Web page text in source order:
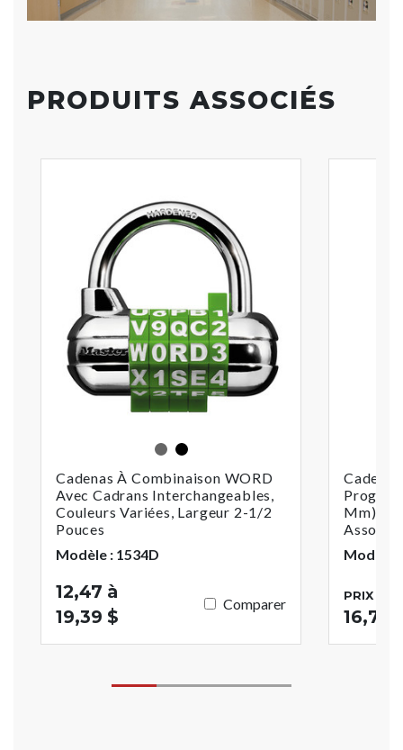
PRODUITS ASSOCIÉS
Assorties
Noir
Cadenas À Combinaison WORD
Avec Cadrans Interchangeables,
Couleurs Variées, Largeur 2-1/2
Pouces
Modèle : 1534D
12,47 à
19,39 $
Comparer
Mm) De
Modèle
PRIX DE
16,77